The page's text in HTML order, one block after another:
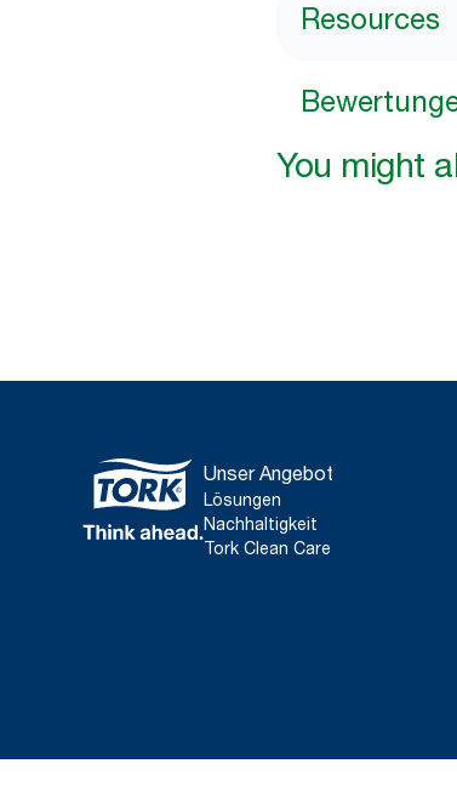
Resources
You might
Unser Angebot
Lösungen
Nachhaltigkeit
Tork Clean Care